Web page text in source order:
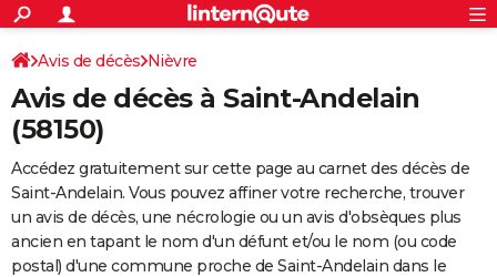
ACTUALITÉS
Politique
Société
Faits Divers
Education
Monde
Villes
+
SPORT
Coupe du monde 2026
Football
Tennis
Cyclisme
Rugby
Forum
FINANCE
Retraite
Impôts
Epargne
Immobilier
Risques naturels par ville
Banque
Assurance
Crédit
Essais
Réserver un essai
Citadines
Berlines
SUV
Forum auto
+
HIGH-TECH
Avis de décès Nièvre
Avis de décès à Saint-Andelain
(58150)
Accédez gratuitement sur cette page au carnet des décès de
Saint-Andelain. Vous pouvez affiner votre recherche, trouver
un avis de décès, une nécrologie ou un avis d'obsèques plus
ancien en tapant le nom d'un défunt et/ou le nom (ou code
postal) d'une commune proche de Saint-Andelain dans le